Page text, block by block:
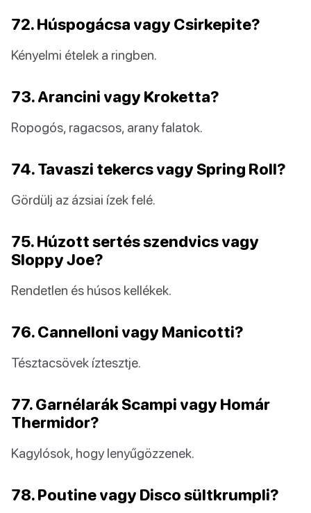
72. Húspogácsa vagy Csirkepite?
Kényelmi ételek a ringben.
73. Arancini vagy Kroketta?
Ropogós, ragacsos, arany falatok.
74. Tavaszi tekercs vagy Spring Roll?
Gördülj az ázsiai ízek felé.
75. Húzott sertés szendvics vagy
Sloppy Joe?
Rendetlen és húsos kellékek.
76. Cannelloni vagy Manicotti?
Tésztacsövek íztesztje.
77. Garnélarák Scampi vagy Homár
Thermidor?
Kagylósok, hogy lenyűgözzenek.
78. Poutine vagy Disco sültkrumpli?